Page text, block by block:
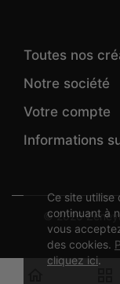
Toutes nos
Notre société
Votre compte
Informations
© 2026
Ce site utilise
continuant à
vous
des cookies.
cliquez ici.